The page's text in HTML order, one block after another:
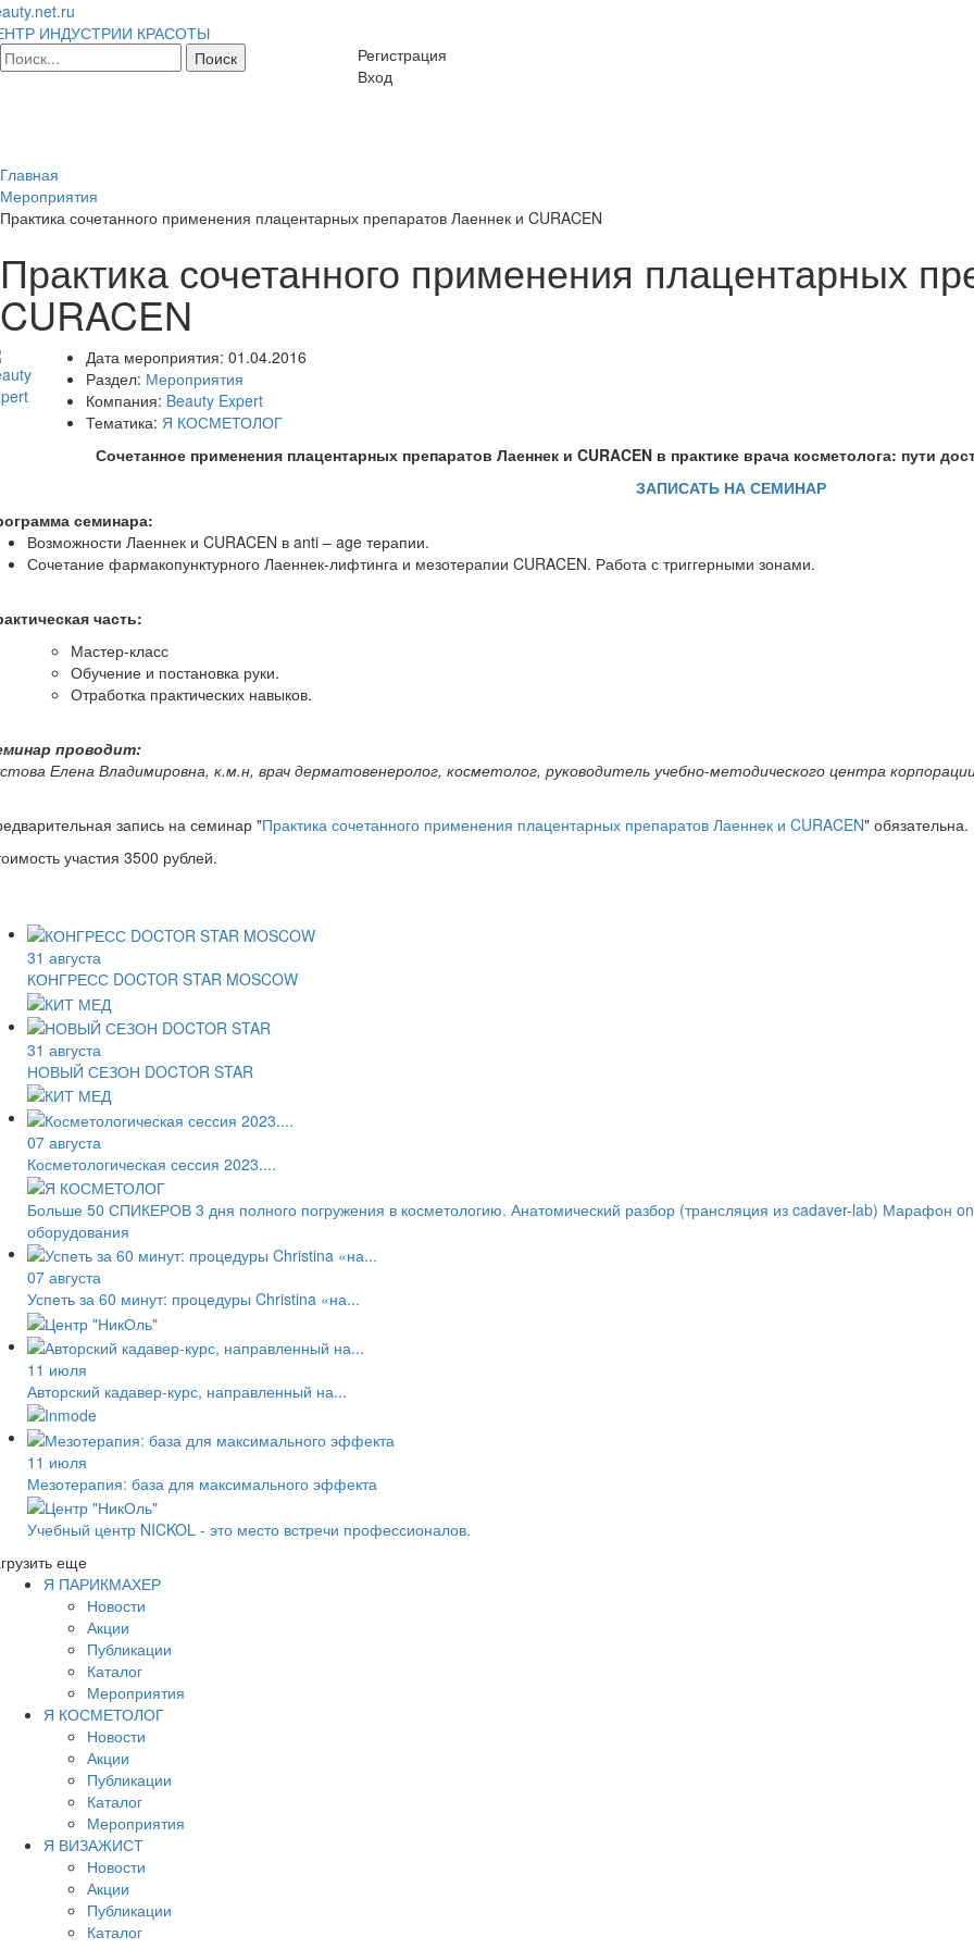
ИНДУСТРИИ КРАСОТЫ
Регистрация
Вход
Главная
Мероприятия
Практика сочетанного применения плацентарных препаратов Лаеннек и CURACEN
Практика сочетанного применения плацентарных
CURACEN
Дата мероприятия: 01.04.2016
Раздел: Мероприятия
Компания: Beauty Expert
Тематика: Я КОСМЕТОЛОГ
Сочетанное применения плацентарных препаратов Лаеннек и CURACEN в практике врача косметолога: пути
ЗАПИСАТЬ НА СЕМИНАР
семинара:
Возможности Лаеннек и CURACEN в anti – age терапии.
Сочетание фармакопунктурного Лаеннек-лифтинга и мезотерапии CURACEN. Работа с триггерными зонами.
часть:
Мастер-класс
Обучение и постановка руки.
Отработка практических навыков.
проводит:
Елена Владимировна, к.м.н, врач дерматовенеролог, косметолог, руководитель учебно-методического центра
запись на семинар "Практика сочетанного применения плацентарных препаратов Лаеннек и CURACEN" обязательна.
участия 3500 рублей.
31 августа
КОНГРЕСС DOCTOR STAR MOSCOW
31 августа
НОВЫЙ СЕЗОН DOCTOR STAR
07 августа
Косметологическая сессия 2023....
Больше 50 СПИКЕРОВ 3 дня полного погружения в косметологию. Анатомический разбор (трансляция из cadaver-lab) Марафон
оборудования
07 августа
Успеть за 60 минут: процедуры Christina «на...
11 июля
Авторский кадавер-курс, направленный на...
11 июля
Мезотерапия: база для максимального эффекта
Учебный центр NICKOL - это место встречи профессионалов.
еще
Я ПАРИКМАХЕР
Новости
Акции
Публикации
Каталог
Мероприятия
Я КОСМЕТОЛОГ
Новости
Акции
Публикации
Каталог
Мероприятия
Я ВИЗАЖИСТ
Новости
Акции
Публикации
Каталог